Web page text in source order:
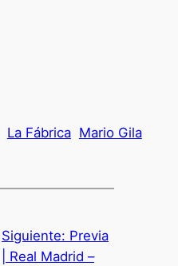
La Fábrica Mario Gila
Siguiente: Previa
| Real Madrid –